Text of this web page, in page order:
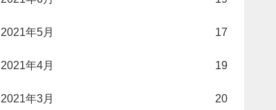
2021年5月 17
2021年4月 19
2021年3月 20